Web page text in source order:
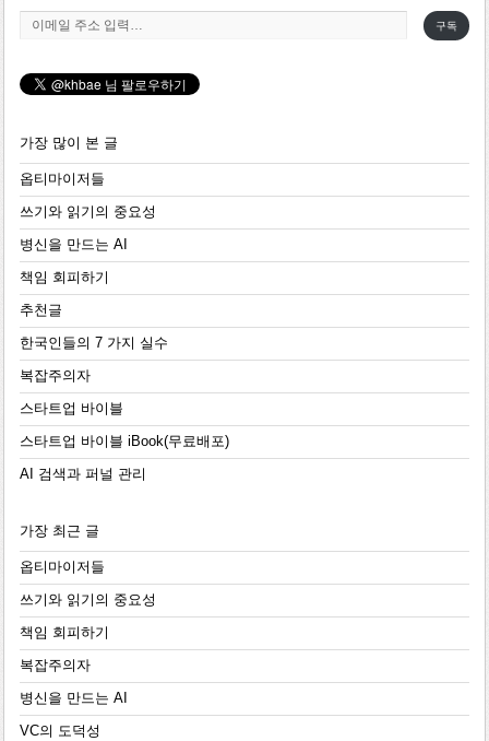
이메일 주소 입력…
구독
가장 많이 본 글
옵티마이저들
쓰기와 읽기의 중요성
병신을 만드는 AI
책임 회피하기
추천글
한국인들의 7 가지 실수
복잡주의자
스타트업 바이블
스타트업 바이블 iBook(무료배포)
AI 검색과 퍼널 관리
가장 최근 글
옵티마이저들
쓰기와 읽기의 중요성
책임 회피하기
복잡주의자
병신을 만드는 AI
VC의 도덕성